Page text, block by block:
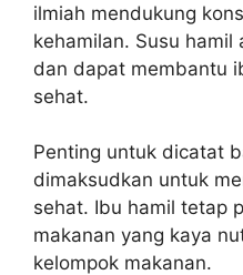
ilmiah mendukung
kehamilan. Susu
dan dapat membantu
sehat.
Penting untuk dicatat
dimaksudkan untuk
sehat. Ibu hamil tetap
makanan yang kaya
kelompok makanan.